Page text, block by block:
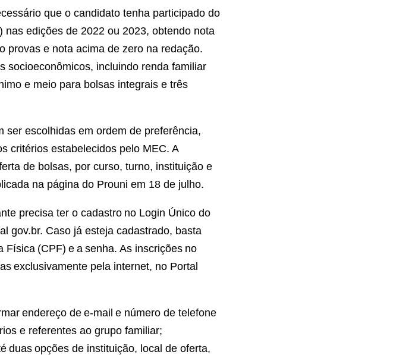
que o candidato tenha participado do
edições de 2022 ou 2023, obtendo nota
provas e nota acima de zero na redação.
socioeconômicos, incluindo renda familiar
e meio para bolsas integrais e três
ser escolhidas em ordem de preferência,
critérios estabelecidos pelo MEC. A
de bolsas, por curso, turno, instituição e
na página do Prouni em 18 de julho.
precisa ter o cadastro no Login Único do
gov.br. Caso já esteja cadastrado, basta
(CPF) e a senha. As inscrições no
exclusivamente pela internet, no Portal
endereço de e-mail e número de telefone
e referentes ao grupo familiar;
duas opções de instituição, local de oferta,